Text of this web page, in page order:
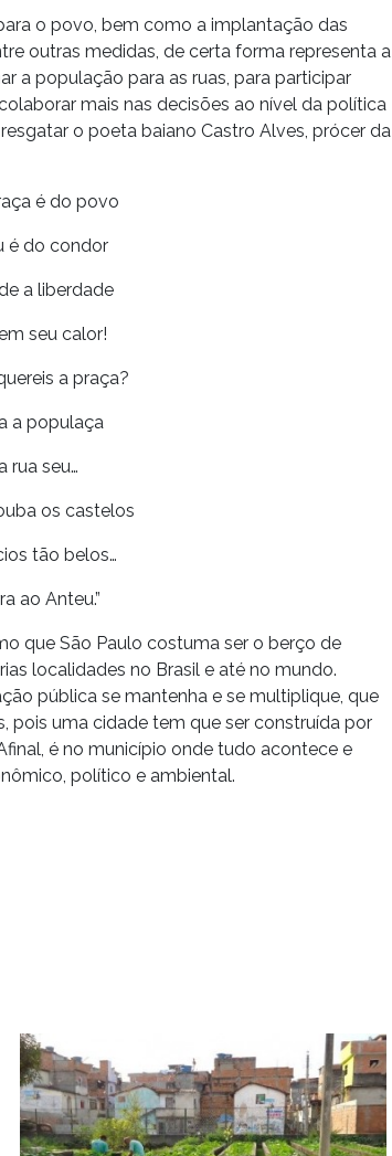
o povo, bem como a implantação das
outras medidas, de certa forma representa a
a população para as ruas, para participar
mais nas decisões ao nível da política
o poeta baiano Castro Alves, prócer da
é do povo
é do condor
a liberdade
seu calor!
a praça?
a populaça
rua seu…
os castelos
tão belos…
ao Anteu.”
que São Paulo costuma ser o berço de
localidades no Brasil e até no mundo.
pública se mantenha e se multiplique, que
pois uma cidade tem que ser construída por
é no município onde tudo acontece e
político e ambiental.